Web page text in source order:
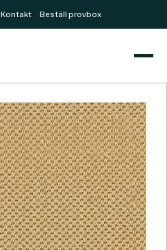
Kontakt Beställ provbox